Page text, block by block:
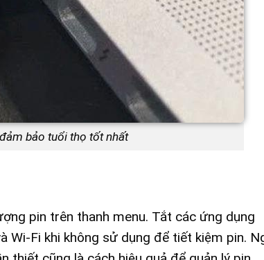
bảo tuổi thọ tốt nhất
pin trên thanh menu. Tắt các ứng dụng
Wi-Fi khi không sử dụng để tiết kiệm pin.